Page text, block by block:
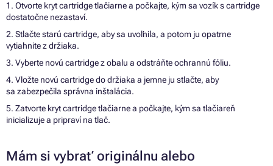
1. Otvorte kryt cartridge tlačiarne a počkajte, kým sa vozík s cartridge
dostatočne nezastaví.
2. Stlačte starú cartridge, aby sa uvoľnila, a potom ju opatrne
vytiahnite z držiaka.
3. Vyberte novú cartridge z obalu a odstráňte ochrannú fóliu.
4. Vložte novú cartridge do držiaka a jemne ju stlačte, aby
sa zabezpečila správna inštalácia.
5. Zatvorte kryt cartridge tlačiarne a počkajte, kým sa tlačiareň
inicializuje a pripraví na tlač.
Mám si vybrať originálnu alebo